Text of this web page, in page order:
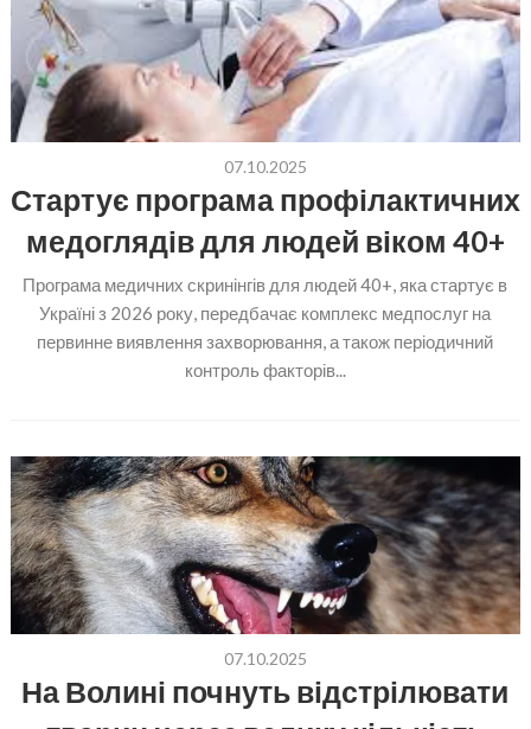
07.10.2025
Стартує програма профілактичних
медоглядів для людей віком 40+
Програма медичних скринінгів для людей 40+, яка стартує в
Україні з 2026 року, передбачає комплекс медпослуг на
первинне виявлення захворювання, а також періодичний
контроль факторів...
07.10.2025
На Волині почнуть відстрілювати